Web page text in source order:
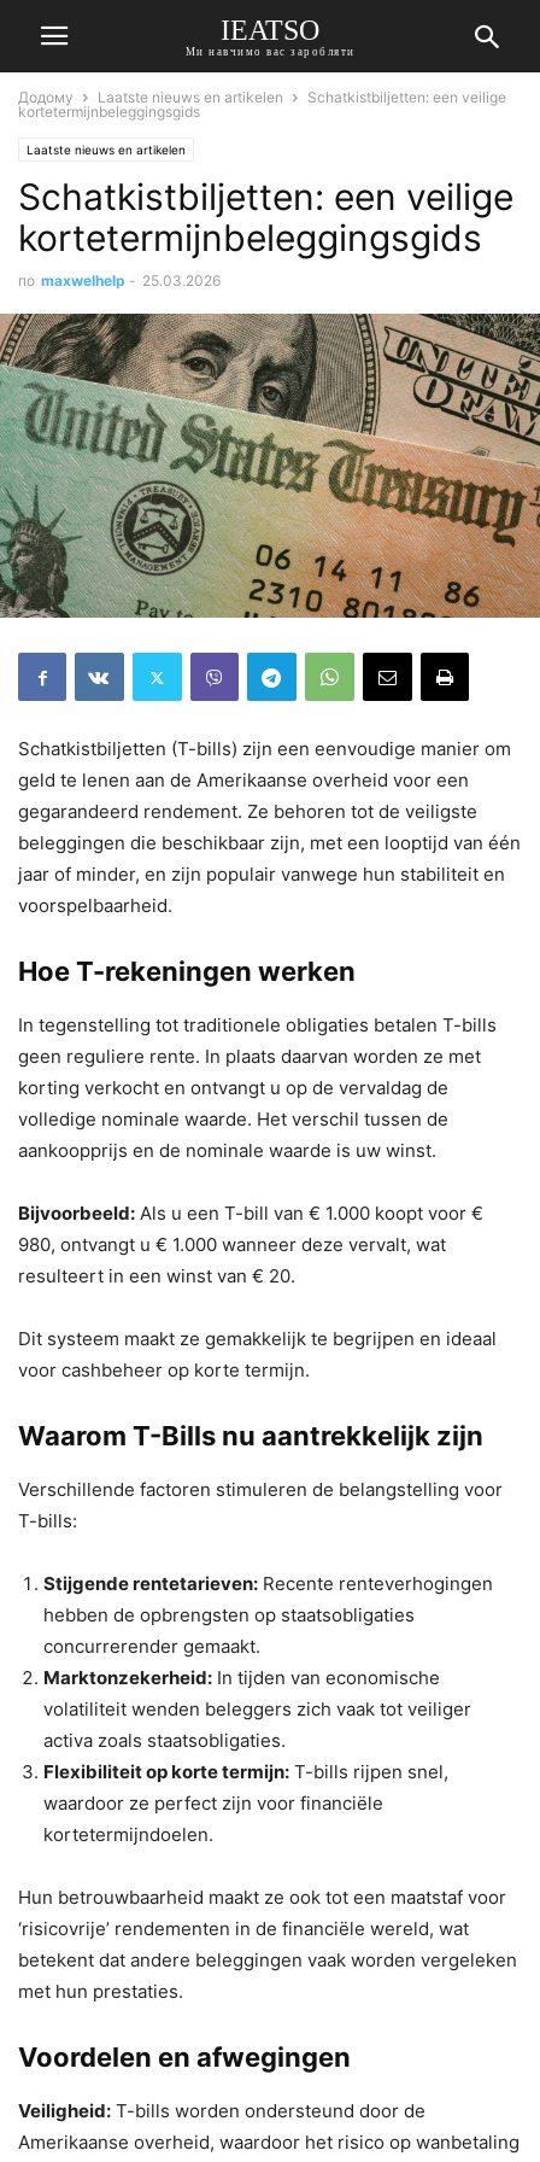
IEATSO
Ми навчимо вас заробляти
Додому Laatste nieuws en artikelen
Schatkistbiljetten: een veilige
kortetermijnbeleggingsgids
Laatste nieuws en artikelen
Schatkistbiljetten: een veilige
kortetermijnbeleggingsgids
по maxwelhelp - 25.03.2026
Schatkistbiljetten (T-bills) zijn een eenvoudige manier om
geld te lenen aan de Amerikaanse overheid voor een
gegarandeerd rendement. Ze behoren tot de veiligste
beleggingen die beschikbaar zijn, met een looptijd van één
jaar of minder, en zijn populair vanwege hun stabiliteit en
voorspelbaarheid.
Hoe T-rekeningen werken
In tegenstelling tot traditionele obligaties betalen T-bills
geen reguliere rente. In plaats daarvan worden ze met
korting verkocht en ontvangt u op de vervaldag de
volledige nominale waarde. Het verschil tussen de
aankoopprijs en de nominale waarde is uw winst.
Bijvoorbeeld: Als u een T-bill van € 1.000 koopt voor €
980, ontvangt u € 1.000 wanneer deze vervalt, wat
resulteert in een winst van € 20.
Dit systeem maakt ze gemakkelijk te begrijpen en ideaal
voor cashbeheer op korte termijn.
Waarom T-Bills nu aantrekkelijk zijn
Verschillende factoren stimuleren de belangstelling voor
T-bills:
Stijgende rentetarieven: Recente renteverhogingen
hebben de opbrengsten op staatsobligaties
concurrerender gemaakt.
Marktonzekerheid: In tijden van economische
volatiliteit wenden beleggers zich vaak tot veiliger
activa zoals staatsobligaties.
Flexibiliteit op korte termijn: T-bills rijpen snel,
waardoor ze perfect zijn voor financiële
kortetermijndoelen.
Hun betrouwbaarheid maakt ze ook tot een maatstaf voor
‘risicovrije’ rendementen in de financiële wereld, wat
betekent dat andere beleggingen vaak worden vergeleken
met hun prestaties.
Voordelen en afwegingen
Veiligheid: T-bills worden ondersteund door de
Amerikaanse overheid, waardoor het risico op wanbetaling